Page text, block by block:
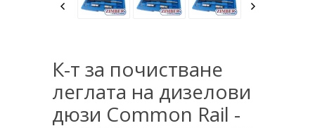
К-т за почистване
леглата на дизелови
дюзи Common Rail -